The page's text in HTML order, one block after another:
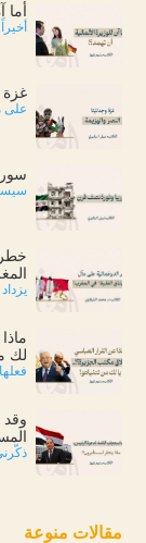
أما
غزة
على مدى ما
سيسجل
خطر
لك
وقد
مقالات منوعة